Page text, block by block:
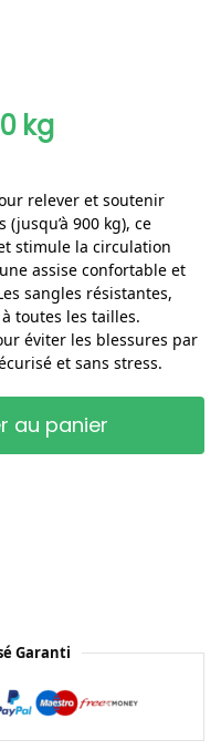
kg
relever et soutenir
900 kg), ce
stimule la circulation
assise confortable et
sangles résistantes,
toutes les tailles.
éviter les blessures par
et sans stress.
au panier
Garanti